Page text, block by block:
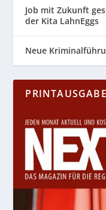
Job mit Zukunft
der Kita LahnEggs
Neue
PRINTAUSGABE